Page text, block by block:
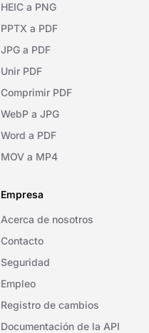
HEIC a PNG
PPTX a PDF
JPG a PDF
Unir PDF
Comprimir PDF
WebP a JPG
Word a PDF
MOV a MP4
Empresa
Acerca de nosotros
Contacto
Seguridad
Empleo
Registro de cambios
Documentación de la API